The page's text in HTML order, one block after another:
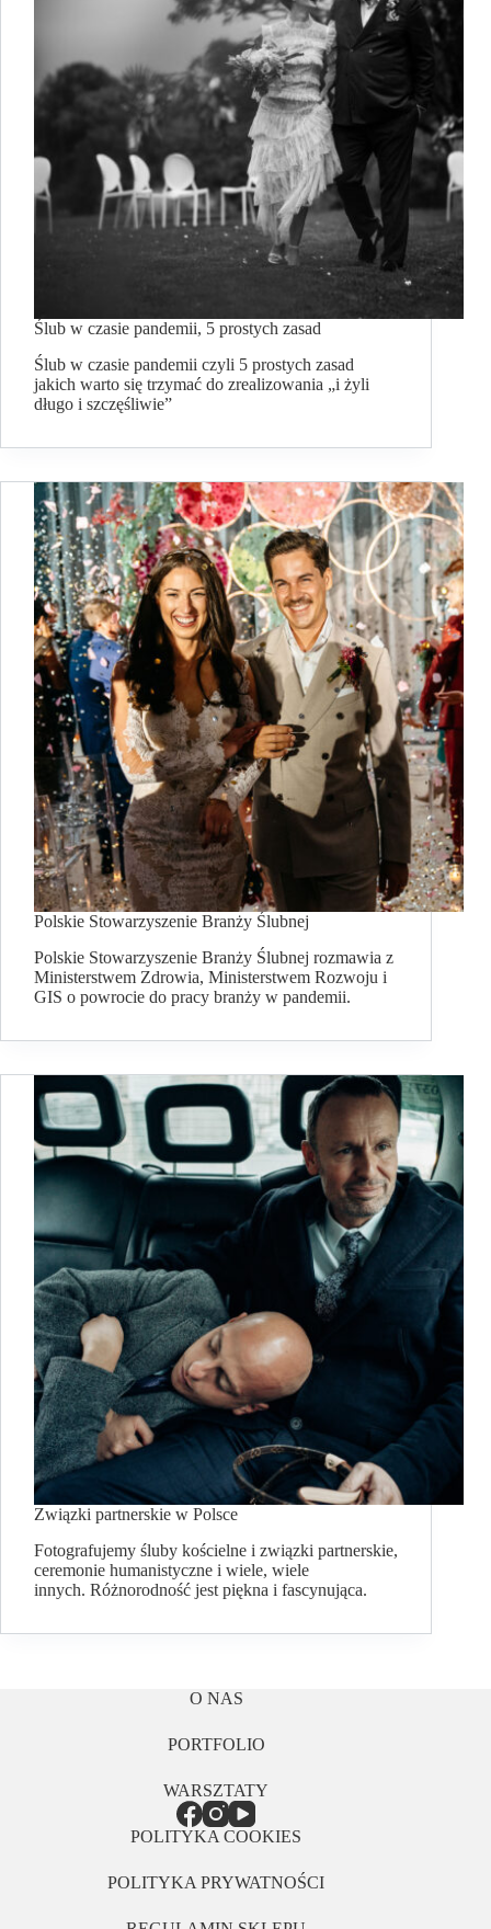
Ślub w czasie pandemii, 5 prostych zasad
Ślub w czasie pandemii czyli 5 prostych zasad
jakich warto się trzymać do zrealizowania „i żyli
długo i szczęśliwie”
Polskie Stowarzyszenie Branży Ślubnej
Polskie Stowarzyszenie Branży Ślubnej rozmawia z
Ministerstwem Zdrowia, Ministerstwem Rozwoju i
GIS o powrocie do pracy branży w pandemii.
Związki partnerskie w Polsce
Fotografujemy śluby kościelne i związki partnerskie,
ceremonie humanistyczne i wiele, wiele
innych. Różnorodność jest piękna i fascynująca.
O NAS
PORTFOLIO
WARSZTATY
POLITYKA COOKIES
POLITYKA PRYWATNOŚCI